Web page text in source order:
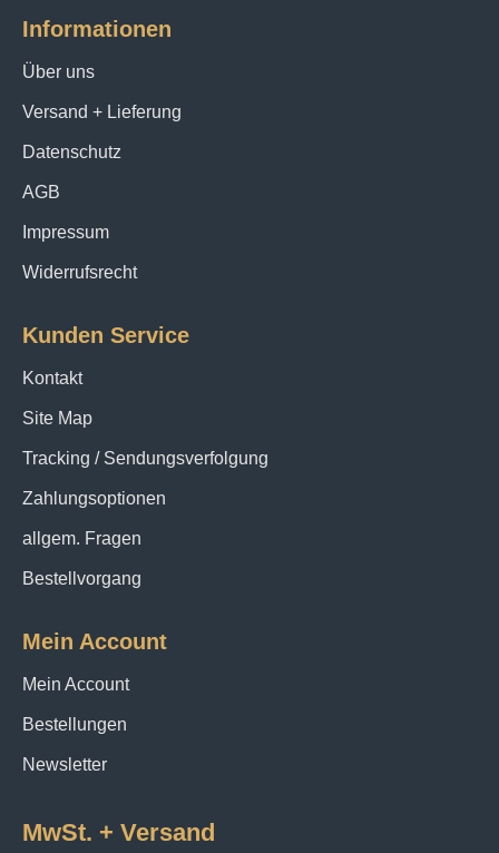
Informationen
Über uns
Versand + Lieferung
Datenschutz
AGB
Impressum
Widerrufsrecht
Kunden Service
Kontakt
Site Map
Tracking / Sendungsverfolgung
Zahlungsoptionen
allgem. Fragen
Bestellvorgang
Mein Account
Mein Account
Bestellungen
Newsletter
MwSt. + Versand